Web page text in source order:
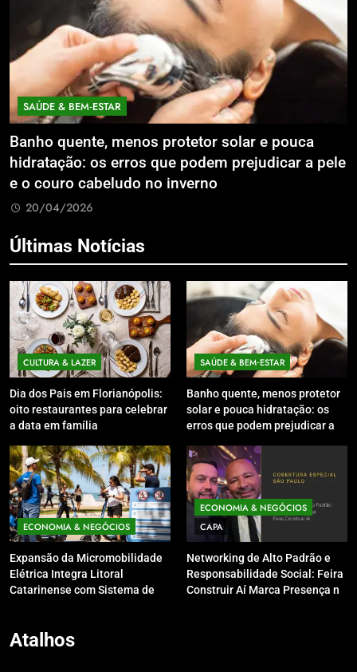
SAÚDE & BEM‑ESTAR
Banho quente, menos protetor solar e pouca
hidratação: os erros que podem prejudicar a pele
e o couro cabeludo no inverno
20/04/2026
Últimas Notícias
CULTURA & LAZER
Dia dos Pais em Florianópolis:
oito restaurantes para celebrar
a data em família
SAÚDE & BEM‑ESTAR
Banho quente, menos protetor
solar e pouca hidratação: os
erros que podem prejudicar a
inverno
ECONOMIA & NEGÓCIOS
Expansão da Micromobilidade
Elétrica Integra Litoral
Catarinense com Sistema de
ECONOMIA & NEGÓCIOS
CAPA
Networking de Alto Padrão e
Responsabilidade Social: Feira
Construir Aí Marca Presença no
Atalhos